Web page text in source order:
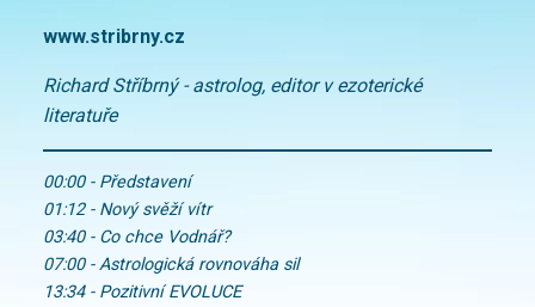
www.stribrny.cz
Richard Stříbrný - astrolog, editor v ezoterické
literatuře
00:00 - Představení
01:12 - Nový svěží vítr
03:40 - Co chce Vodnář?
07:00 - Astrologická rovnováha sil
13:34 - Pozitivní EVOLUCE